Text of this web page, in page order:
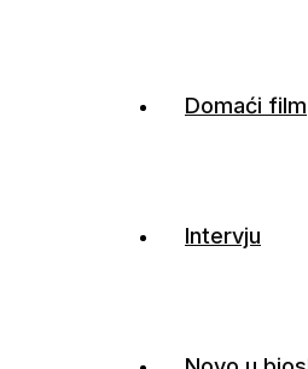
Domaći film
Intervju